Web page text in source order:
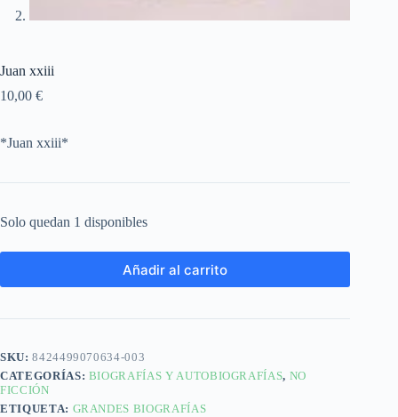
Juan xxiii
10,00 €
*Juan xxiii*
Solo quedan 1 disponibles
Añadir al carrito
SKU:8424499070634-003
CATEGORÍAS: BIOGRAFÍAS Y AUTOBIOGRAFÍAS, NO
FICCIÓN
ETIQUETA: GRANDES BIOGRAFÍAS